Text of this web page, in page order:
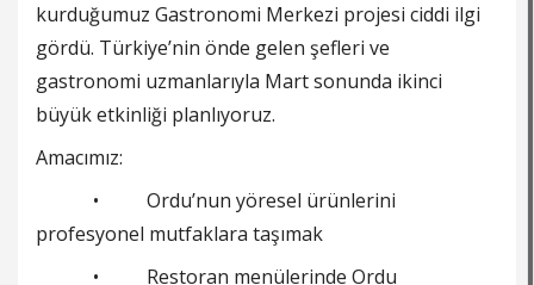
kurduğumuz Gastronomi Merkezi projesi ciddi ilgi
gördü. Türkiye’nin önde gelen şefleri ve
gastronomi uzmanlarıyla Mart sonunda ikinci
büyük etkinliği planlıyoruz.
Amacımız:
• Ordu’nun yöresel ürünlerini
profesyonel mutfaklara taşımak
• Restoran menülerinde Ordu